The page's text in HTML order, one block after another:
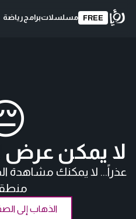
FREE مسلسلاتبرامج رياضة
لا يمكن عرض
عذراً... لا يمكنك مشاهدة
الذهاب إلى